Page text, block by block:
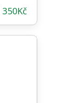
350Kč